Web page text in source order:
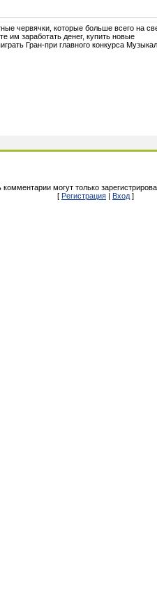
червячки, которые больше всего на
им заработать денег, купить новые
Гран-при главного конкурса
комментарии могут только
[ Регистрация | Вход ]